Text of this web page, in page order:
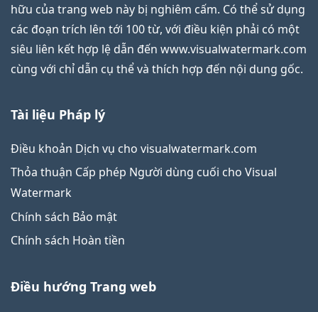
hữu của trang web này bị nghiêm cấm. Có thể sử dụng
các đoạn trích lên tới 100 từ, với điều kiện phải có một
siêu liên kết hợp lệ dẫn đến www.visualwatermark.com
cùng với chỉ dẫn cụ thể và thích hợp đến nội dung gốc.
Tài liệu Pháp lý
Điều khoản Dịch vụ cho visualwatermark.com
Thỏa thuận Cấp phép Người dùng cuối cho Visual
Watermark
Chính sách Bảo mật
Chính sách Hoàn tiền
Điều hướng Trang web